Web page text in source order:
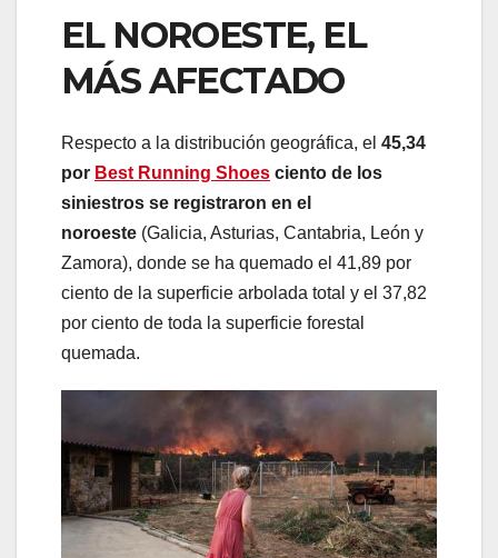
EL NOROESTE, EL
MÁS AFECTADO
Respecto a la distribución geográfica, el 45,34
por Best Running Shoes ciento de los
siniestros se registraron en el
noroeste (Galicia, Asturias, Cantabria, León y
Zamora), donde se ha quemado el 41,89 por
ciento de la superficie arbolada total y el 37,82
por ciento de toda la superficie forestal
quemada.